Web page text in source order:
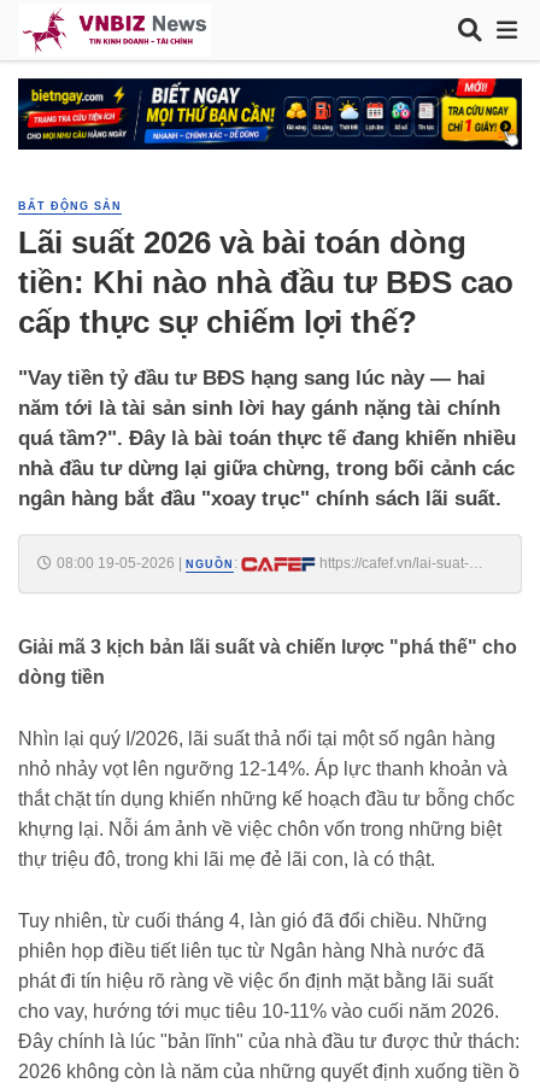
BẤT ĐỘNG SẢN
Lãi suất 2026 và bài toán dòng
tiền: Khi nào nhà đầu tư BĐS cao
cấp thực sự chiếm lợi thế?
"Vay tiền tỷ đầu tư BĐS hạng sang lúc này — hai
năm tới là tài sản sinh lời hay gánh nặng tài chính
quá tầm?". Đây là bài toán thực tế đang khiến nhiều
nhà đầu tư dừng lại giữa chừng, trong bối cảnh các
ngân hàng bắt đầu "xoay trục" chính sách lãi suất.
08:00 19-05-2026 NGUỒN :
https://cafef.vn/lai-suat-
Giải mã 3 kịch bản lãi suất và chiến lược "phá thế" cho
dòng tiền
Nhìn lại quý I/2026, lãi suất thả nổi tại một số ngân hàng
nhỏ nhảy vọt lên ngưỡng 12-14%. Áp lực thanh khoản và
thắt chặt tín dụng khiến những kế hoạch đầu tư bỗng chốc
khựng lại. Nỗi ám ảnh về việc chôn vốn trong những biệt
thự triệu đô, trong khi lãi mẹ đẻ lãi con, là có thật.
Tuy nhiên, từ cuối tháng 4, làn gió đã đổi chiều. Những
phiên họp điều tiết liên tục từ Ngân hàng Nhà nước đã
phát đi tín hiệu rõ ràng về việc ổn định mặt bằng lãi suất
cho vay, hướng tới mục tiêu 10-11% vào cuối năm 2026.
Đây chính là lúc "bản lĩnh" của nhà đầu tư được thử thách:
2026 không còn là năm của những quyết định xuống tiền ồ